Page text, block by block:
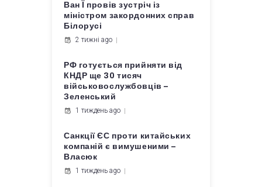
Ван Ї провів зустріч із
міністром закордонних справ
Білорусі
2 тижні ago
РФ готується прийняти від
КНДР ще 30 тисяч
військовослужбовців –
Зеленський
1 тиждень ago
Санкції ЄС проти китайських
компаній є вимушеними –
Власюк
1 тиждень ago